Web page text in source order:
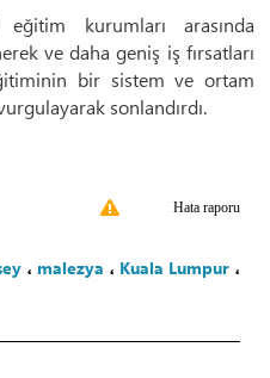
kurumları arasında
ve daha geniş iş fırsatları
bir sistem ve ortam
sonlandırdı.
Hata raporu
، malezya ، Kuala Lumpur ،